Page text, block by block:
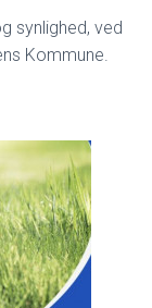
synlighed, ved
Kommune.